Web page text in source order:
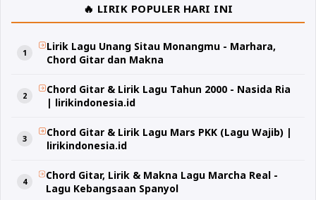
🔥 LIRIK POPULER HARI INI
Lirik Lagu Unang Sitau Monangmu - Marhara,
Chord Gitar dan Makna
Chord Gitar & Lirik Lagu Tahun 2000 - Nasida Ria
| lirikindonesia.id
Chord Gitar & Lirik Lagu Mars PKK (Lagu Wajib) |
lirikindonesia.id
Chord Gitar, Lirik & Makna Lagu Marcha Real -
Lagu Kebangsaan Spanyol